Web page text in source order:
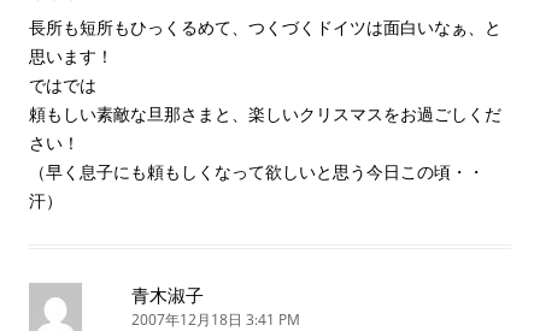
長所も短所もひっくるめて、つくづくドイツは面白いなぁ、と
思います！
ではでは
頼もしい素敵な旦那さまと、楽しいクリスマスをお過ごしくだ
さい！
（早く息子にも頼もしくなって欲しいと思う今日この頃・・
汗）
青木淑子
2007年12月18日 3:41 PM